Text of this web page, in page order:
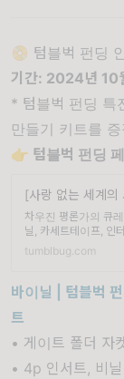
📀 텀블벅 펀딩
기간: 2024년 10
* 텀블벅 펀딩 특
만들기 키트를
👉 텀블벅 펀딩
[사랑 없는 세계의
차우진 평론가의 큐
닐, 카세트테이프, 인
tumblbug.com
바이닐 | 텀블벅
트
• 게이트 폴더 자
• 4p 인서트, 비